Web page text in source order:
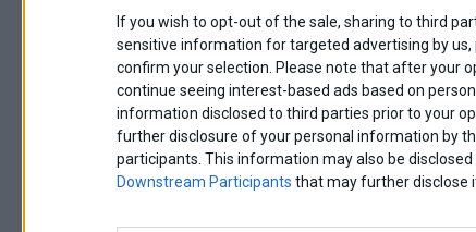
If you wish to opt-out of the sale, sharing to third
sensitive information for targeted advertising by
confirm your selection. Please note that after your
continue seeing interest-based ads based on
information disclosed to third parties prior to your
further disclosure of your personal information by
participants. This information may also be
Downstream Participants that may further disclose